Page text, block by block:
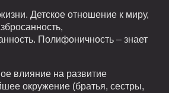
Детское отношение к миру,
Полифоничность – знает
влияние на развитие
окружение (братья, сестры,